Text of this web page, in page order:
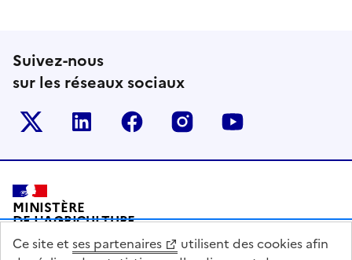
Suivez-nous
sur les réseaux sociaux
Le ministère sur Twitter
Le ministère sur LinkedIn
Le ministère sur Facebook
Le ministère sur
Pied de page
MINISTÈRE
DE L'AGRICULTURE
DE L'AGRO-ALIMENTAIRE
ET DE LA SOUVERAINETÉ
Ce site et ses partenaires
utilisent des cookies afin